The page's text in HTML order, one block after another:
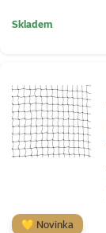
Skladem
💛 Novinka